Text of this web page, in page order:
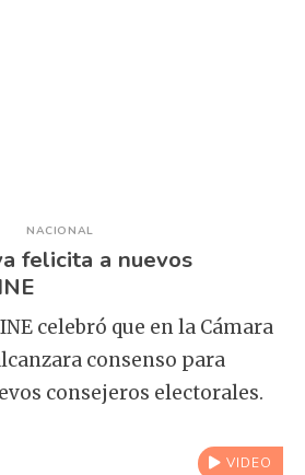
NACIONAL
felicita a nuevos
celebró que en la Cámara
consenso para
consejeros electorales.
VIDEO